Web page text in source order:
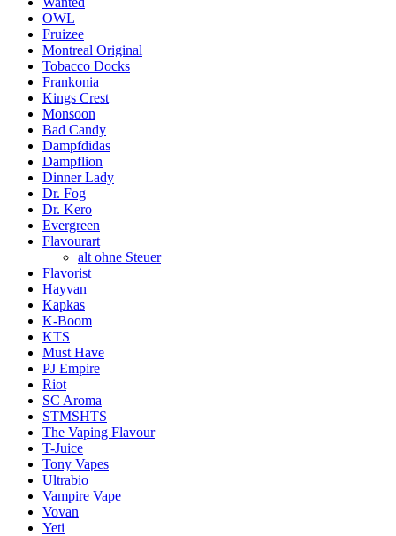
OWL
Fruizee
Montreal Original
Tobacco Docks
Frankonia
Kings Crest
Monsoon
Bad Candy
Dampfdidas
Dampflion
Dinner Lady
Dr. Fog
Dr. Kero
Evergreen
Flavourart
alt ohne Steuer
Flavorist
Hayvan
Kapkas
K-Boom
KTS
Must Have
PJ Empire
Riot
SC Aroma
STMSHTS
The Vaping Flavour
T-Juice
Tony Vapes
Ultrabio
Vampire Vape
Vovan
Yeti